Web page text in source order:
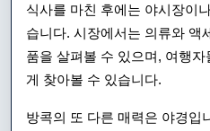
식사를 마친 후에는 야시장이
습니다. 시장에서는 의류와 액
품을 살펴볼 수 있으며, 여행
게 찾아볼 수 있습니다.
방콕의 또 다른 매력은 야경입